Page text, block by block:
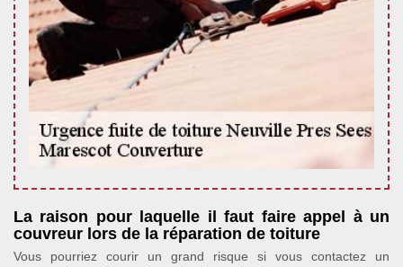
La raison pour laquelle il faut faire appel à un
couvreur lors de la réparation de toiture
Vous pourriez courir un grand risque si vous contactez un